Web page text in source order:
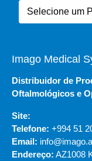
Imago Medical
Distribuidor de
Oftalmológicos e
Site:
Telefone: +994 51
Email:
Endereço: AZ1008